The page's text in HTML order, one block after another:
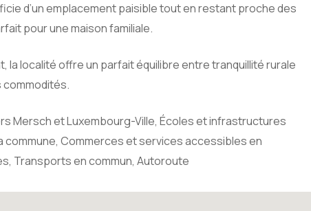
d’un emplacement paisible tout en restant proche des
pour une maison familiale.
la localité offre un parfait équilibre entre tranquillité rurale
Mersch et Luxembourg-Ville, Écoles et infrastructures
commune, Commerces et services accessibles en
Transports en commun, Autoroute